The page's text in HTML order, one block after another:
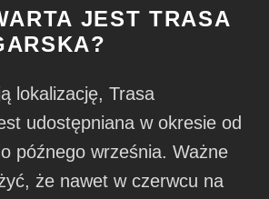
JEST TRASA
lokalizację, Trasa
udostępniana w okresie od
późnego września. Ważne
że nawet w czerwcu na